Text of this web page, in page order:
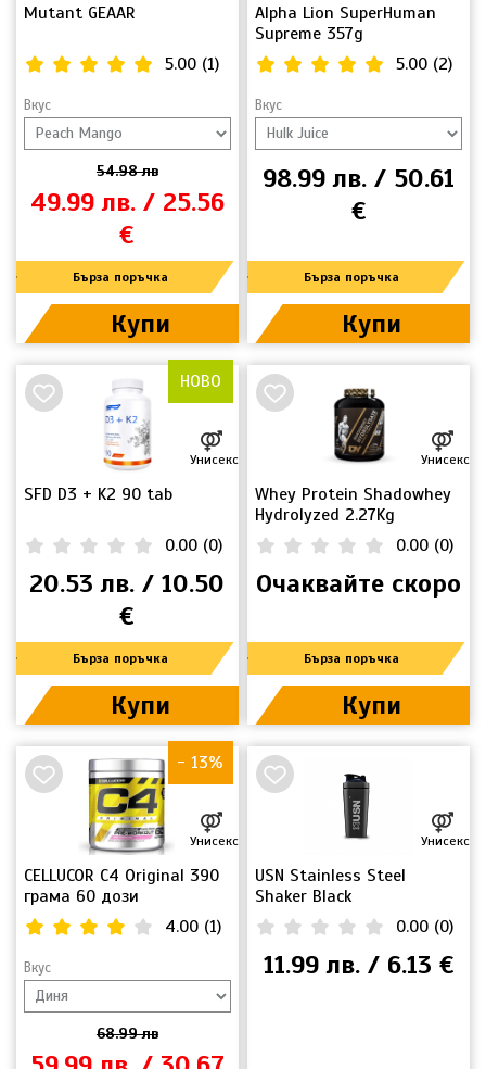
Mutant GEAAR
5.00 (1)
Вкус
54.98 лв
49.99 лв. / 25.56
€
Бърза поръчка
Купи
Alpha Lion SuperHuman
Supreme 357g
5.00 (2)
Вкус
98.99 лв. / 50.61
€
Бърза поръчка
Купи
НОВО
SFD D3 + K2 90 tab
Унисекс
0.00 (0)
20.53 лв. / 10.50
€
Бърза поръчка
Купи
Whey Protein Shadowhey
Hydrolyzed 2.27Kg
Унисекс
0.00 (0)
Очаквайте скоро
Бърза поръчка
Купи
- 13%
CELLUCOR C4 Original 390
грама 60 дози
Унисекс
4.00 (1)
Вкус
68.99 лв
USN Stainless Steel
Shaker Black
Унисекс
0.00 (0)
11.99 лв. / 6.13 €